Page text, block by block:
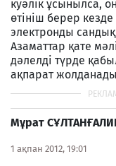
куәлік ұсынылса,
өтініш берер кезде
электронды сандық
Азаматтар қате
дәлелді түрде
ақпарат
Мұрат
1 ақпан 2012, 19:01